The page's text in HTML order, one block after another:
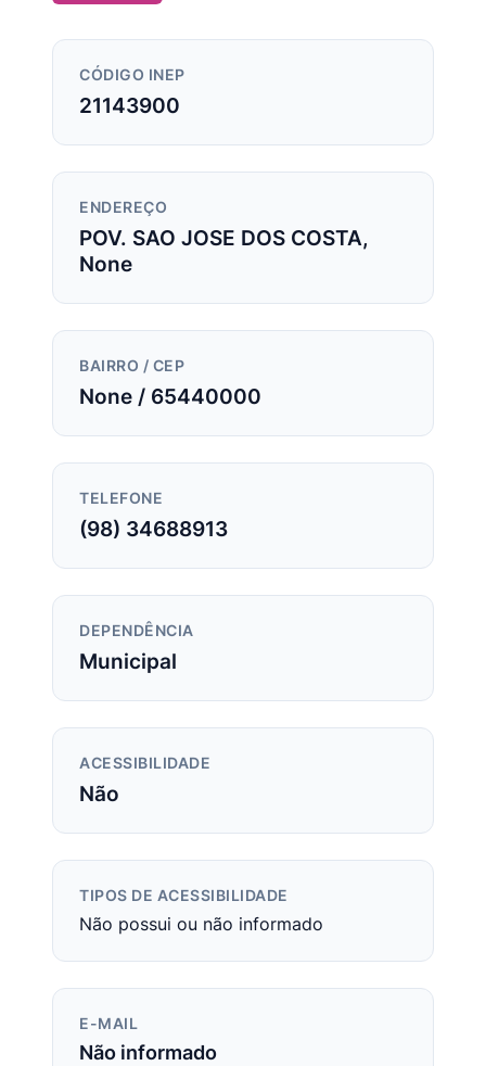
CÓDIGO INEP
21143900
ENDEREÇO
POV. SAO JOSE DOS COSTA,
None
BAIRRO / CEP
None / 65440000
TELEFONE
(98) 34688913
DEPENDÊNCIA
Municipal
ACESSIBILIDADE
Não
TIPOS DE ACESSIBILIDADE
Não possui ou não informado
E-MAIL
Não informado